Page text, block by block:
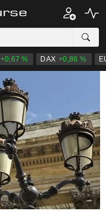
+0,67 % DAX +0,86 %